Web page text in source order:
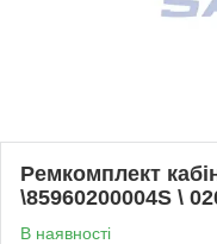
Ремкомплект
\85960200004S \
В наявності